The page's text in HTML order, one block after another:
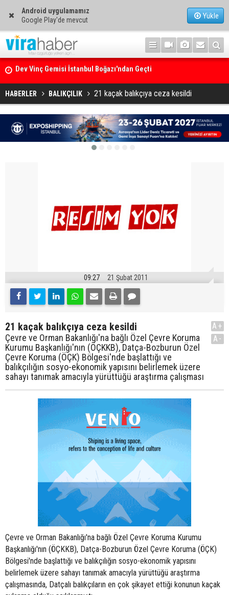
Android uygulamamız
Google Play'de mevcut
Yükle
Ege Denizi’nin En Büyük Mercan Ormanı
HABERLER BALIKÇILIK 21 kaçak balıkçıya ceza kesildi
09:27 21 Şubat 2011
21 kaçak balıkçıya ceza kesildi
Çevre ve Orman Bakanlığı'na bağlı Özel Çevre Koruma
Kurumu Başkanlığı'nın (ÖÇKKB), Datça-Bozburun Özel
Çevre Koruma (ÖÇK) Bölgesi'nde başlattığı ve
balıkçılığın sosyo-ekonomik yapısını belirlemek üzere
sahayı tanımak amacıyla yürüttüğü araştırma çalışması
A+
A-
Çevre ve Orman Bakanlığı'na bağlı Özel Çevre Koruma Kurumu
Başkanlığı'nın (ÖÇKKB), Datça-Bozburun Özel Çevre Koruma (ÖÇK)
Bölgesi'nde başlattığı ve balıkçılığın sosyo-ekonomik yapısını
belirlemek üzere sahayı tanımak amacıyla yürüttüğü araştırma
çalışmasında, Datçalı balıkçıların en çok şikayet ettiği konunun kaçak